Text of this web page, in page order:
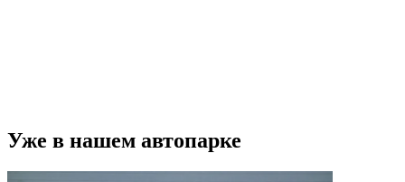
Уже в нашем автопарке